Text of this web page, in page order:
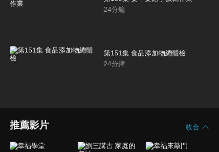
24分鐘
第151集 食品添加物總體檢
24分鐘
推薦影片 收合